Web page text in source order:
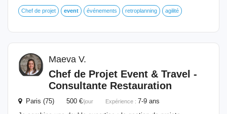
Chef de projet event événements retroplanning agilité
Maeva V.
Chef de Projet Event & Travel -
Consultante Restauration
Paris (75) 500 €/jour Expérience : 7-9 ans